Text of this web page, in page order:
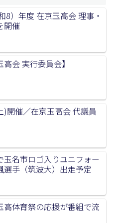
8）年度 在京玉高会 理事・
開催
会 実行委員会】
)開催／在京玉高会 代議員
玉名市ロゴ入りユニフォー
選手（筑波大）出走予定
高体育祭の応援が番組で流